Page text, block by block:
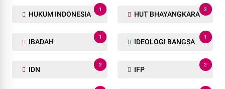
HUKUM INDONESIA
1
HUT BHAYANGKARA
3
IBADAH
1
IDEOLOGI BANGSA
1
IDN
2
IFP
2